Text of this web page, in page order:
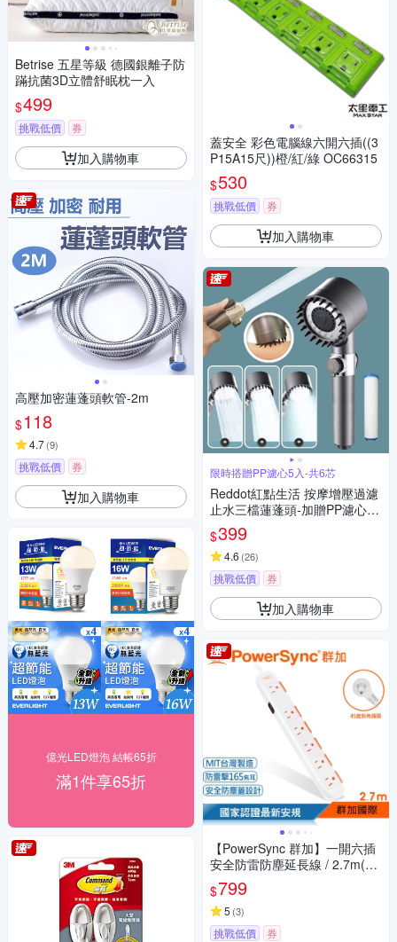
Betrise 五星等級 德國銀離子防
蹣抗菌3D立體舒眠枕一入
$499
挑戰低價 券
加入購物車
高壓加密蓮蓬頭軟管-2m
$118
4.7(9)
挑戰低價 券
加入購物車
億光LED燈泡 結帳65折
滿1件享65折
蓋安全 彩色電腦線六開六插((3
P15A15尺))橙/紅/綠 OC66315
$530
挑戰低價 券
加入購物車
限時搭贈PP濾心5入-共6芯
Reddot紅點生活 按摩增壓過濾
止水三檔蓮蓬頭-加贈PP濾心5
入(共6芯)
$399
4.6 (26)
挑戰低價 券
加入購物車
【PowerSync 群加】一開六插
安全防雷防塵延長線 / 2.7m(TS
6W9027)
$799
5 (3)
挑戰低價 券